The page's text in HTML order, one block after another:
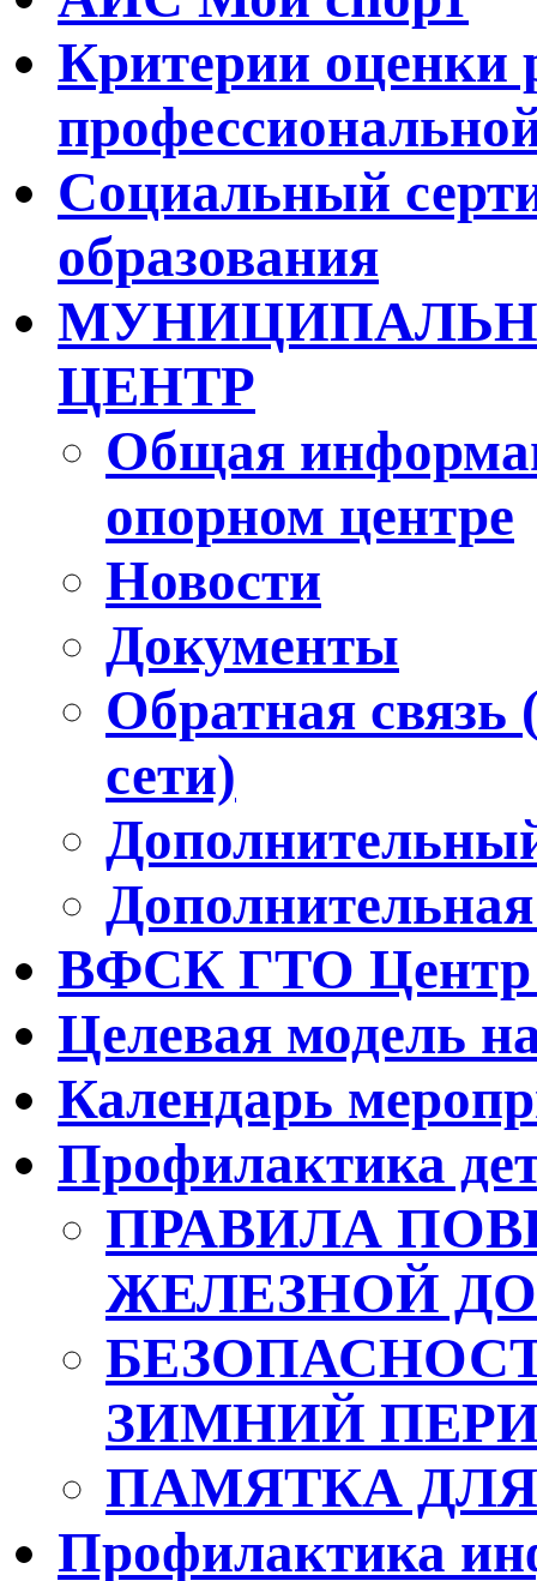
Критерии оценки
Социальный
образования
ЦЕНТР
Общая
опорном центре
Новости
Документы
Обратная
сети)
ВФСК ГТО Центр
Целевая модель
Календарь
Профилактика
ПРАВИЛА
ЖЕЛЕЗНОЙ
ЗИМНИЙ
ПАМЯТКА
Профилактика